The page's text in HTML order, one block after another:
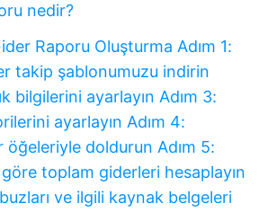
nedir?
Raporu Oluşturma Adım 1:
takip şablonumuzu indirin
bilgilerini ayarlayın Adım 3:
ayarlayın Adım 4:
öğeleriyle doldurun Adım 5:
toplam giderleri hesaplayın
ve ilgili kaynak belgeleri